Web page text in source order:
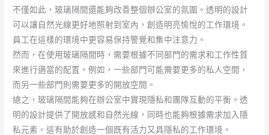
不僅如此，玻璃隔間還能夠改善整個辦公室的氛圍。透明的設計
可以讓自然光線更好地照射到室內，創造明亮愉悅的工作環境。
員工在這樣的環境中更容易保持警覺和集中注意力。
然而，在使用玻璃隔間時，需要根據不同部門的需求和工作性質
來進行適當的配置。例如，一些部門可能需要更多的私人空間，
而另一些部門則需要更多的開放空間。
總之，玻璃隔間能夠在辦公室中實現隱私和團隊互動的平衡。透
明的設計提供了開放感和自然光線，同時也能夠根據需求加入隱
私元素。這有助於創造一個既有活力又具隱私的工作環境。